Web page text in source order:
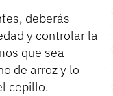
deberás
y controlar la
que sea
de arroz y lo
cepillo.